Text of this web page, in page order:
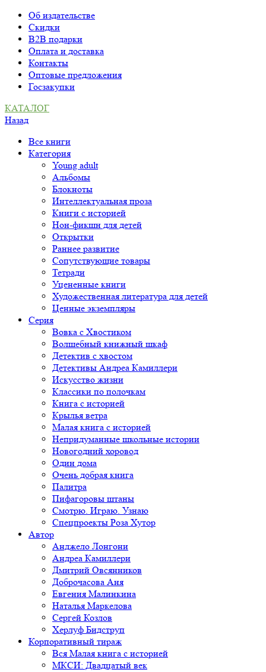
Об издательстве
Скидки
B2B подарки
Оплата и доставка
Контакты
Оптовые предложения
Госзакупки
КАТАЛОГ
Назад
Все книги
Категория
Young adult
Альбомы
Блокноты
Интеллектуальная проза
Книги с историей
Нон-фикшн для детей
Открытки
Раннее развитие
Сопутствующие товары
Тетради
Уцененные книги
Художественная литература для детей
Ценные экземпляры
Серия
Вовка с Хвостиком
Волшебный книжный шкаф
Детектив с хвостом
Детективы Андреа Камиллери
Искусство жизни
Классики по полочкам
Книга с историей
Крылья ветра
Малая книга с историей
Непридуманные школьные истории
Новогодний хоровод
Один дома
Очень добрая книга
Палитра
Пифагоровы штаны
Смотрю. Играю. Узнаю
Спецпроекты Роза Хутор
Автор
Анджело Лонгони
Андреа Камиллери
Дмитрий Овсянников
Доброчасова Аня
Евгения Малинкина
Наталья Маркелова
Сергей Козлов
Херлуф Бидструп
Корпоративный тираж
Вся Малая книга с историей
МКСИ: Двадцатый век